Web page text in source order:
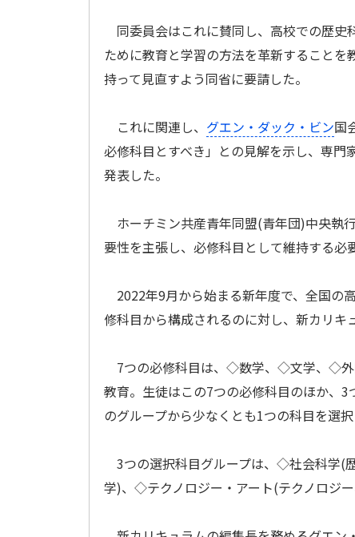
同委員会はこれに賛同し、高校での歴史
ために教育と学習の方法を革新すること
持って見直すよう同省に要請した。
これに関連し、 グエン・ダック・ビン国
必修科目とすべき」との見解を示し、専
発表した。
ホーチミン共産青年同盟(青年団)中央執
要性を主張し、必修科目として維持する必
2022年9月から始まる新年度で、全国の
修科目から構成されるのに対し、新カリキ
7つの必修科目は、◇数学、◇文学、◇
教育。生徒はこの7つの必修科目のほか、
のグループから少なくとも1つの科目を選択
3つの選択科目グループは、◇社会科学(
学)、◇テクノロジー・アート(テクノロジー